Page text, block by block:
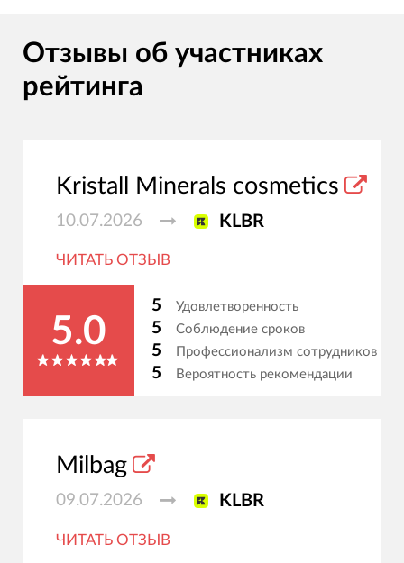
Отзывы об участниках
рейтинга
Kristall Minerals cosmetics
10.07.2026 KLBR
ЧИТАТЬ ОТЗЫВ
5.0
5 Удовлетворенность
5 Соблюдение сроков
5 Профессионализм сотрудников
5 Вероятность рекомендации
Milbag
09.07.2026 KLBR
ЧИТАТЬ ОТЗЫВ